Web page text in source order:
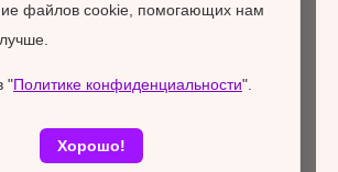
файлов cookie, помогающих нам
"Политике конфиденциальности".
Хорошо!